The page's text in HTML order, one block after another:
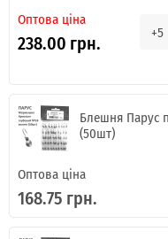
Оптова ціна
238.00 грн. +5
Блешня Парус
(50шт)
Оптова ціна
168.75 грн.